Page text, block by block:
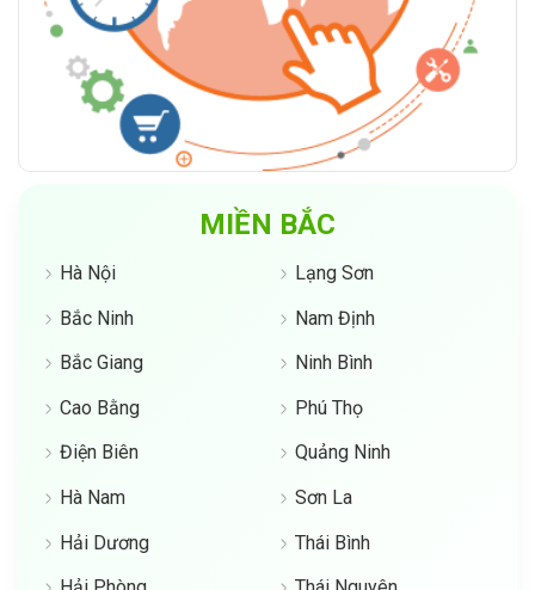
MIỀN BẮC
Hà Nội
Bắc Ninh
Bắc Giang
Cao Bằng
Điện Biên
Hà Nam
Hải Dương
Lạng Sơn
Nam Định
Ninh Bình
Phú Thọ
Quảng Ninh
Sơn La
Thái Bình